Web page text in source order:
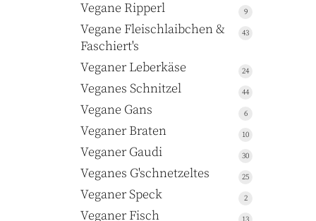
Vegane Ripperl 99
Vegane Fleischlaibchen &
Faschiert's
4343
Veganer Leberkäse 2424
Veganes Schnitzel 4444
Vegane Gans 66
Veganer Braten 1010
Veganer Gaudi 3030
Veganes G'schnetzeltes 2525
Veganer Speck 22
Veganer Fisch
13